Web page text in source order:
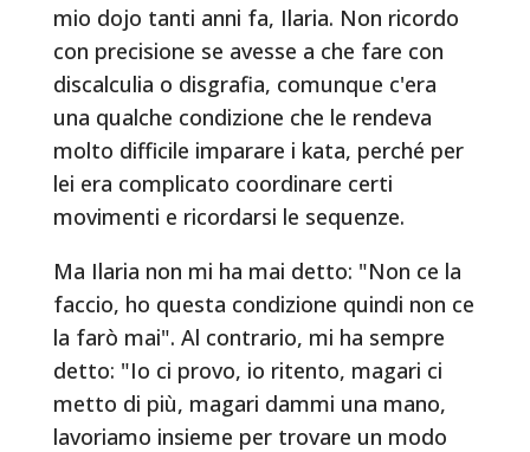
mio dojo tanti anni fa, Ilaria. Non ricordo
con precisione se avesse a che fare con
discalculia o disgrafia, comunque c'era
una qualche condizione che le rendeva
molto difficile imparare i kata, perché per
lei era complicato coordinare certi
movimenti e ricordarsi le sequenze.
Ma Ilaria non mi ha mai detto: "Non ce la
faccio, ho questa condizione quindi non ce
la farò mai". Al contrario, mi ha sempre
detto: "Io ci provo, io ritento, magari ci
metto di più, magari dammi una mano,
lavoriamo insieme per trovare un modo